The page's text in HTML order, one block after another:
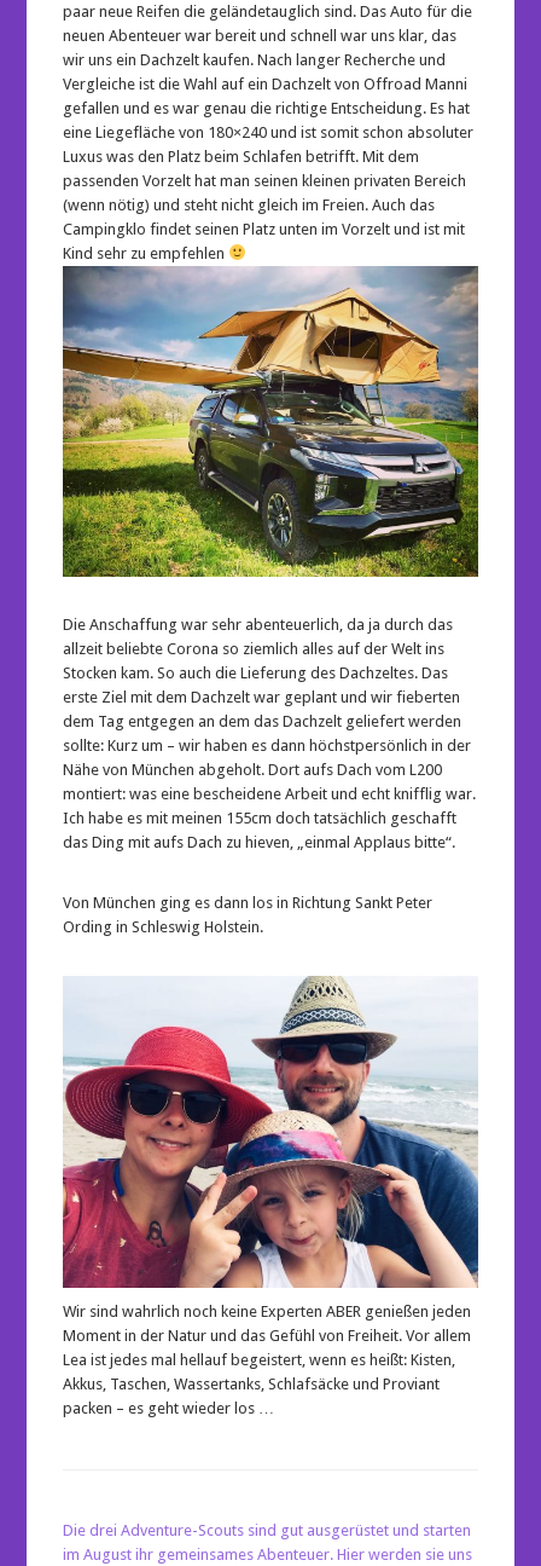
paar neue Reifen die geländetauglich sind. Das Auto für die
neuen Abenteuer war bereit und schnell war uns klar, das
wir uns ein Dachzelt kaufen. Nach langer Recherche und
Vergleiche ist die Wahl auf ein Dachzelt von Offroad Manni
gefallen und es war genau die richtige Entscheidung. Es hat
eine Liegefläche von 180×240 und ist somit schon absoluter
Luxus was den Platz beim Schlafen betrifft. Mit dem
passenden Vorzelt hat man seinen kleinen privaten Bereich
(wenn nötig) und steht nicht gleich im Freien. Auch das
Campingklo findet seinen Platz unten im Vorzelt und ist mit
Kind sehr zu empfehlen
Die Anschaffung war sehr abenteuerlich, da ja durch das
allzeit beliebte Corona so ziemlich alles auf der Welt ins
Stocken kam. So auch die Lieferung des Dachzeltes. Das
erste Ziel mit dem Dachzelt war geplant und wir fieberten
dem Tag entgegen an dem das Dachzelt geliefert werden
sollte: Kurz um – wir haben es dann höchstpersönlich in der
Nähe von München abgeholt. Dort aufs Dach vom L200
montiert: was eine bescheidene Arbeit und echt knifflig war.
Ich habe es mit meinen 155cm doch tatsächlich geschafft
das Ding mit aufs Dach zu hieven, „einmal Applaus bitte“.
Von München ging es dann los in Richtung Sankt Peter
Ording in Schleswig Holstein.
Wir sind wahrlich noch keine Experten ABER genießen jeden
Moment in der Natur und das Gefühl von Freiheit. Vor allem
Lea ist jedes mal hellauf begeistert, wenn es heißt: Kisten,
Akkus, Taschen, Wassertanks, Schlafsäcke und Proviant
packen – es geht wieder los …
Die drei Adventure-Scouts sind gut ausgerüstet und starten
im August ihr gemeinsames Abenteuer. Hier werden sie uns